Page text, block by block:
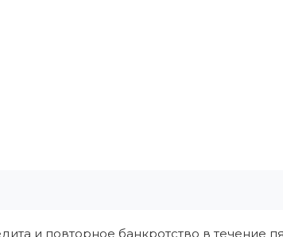
и повторное банкротство в течение